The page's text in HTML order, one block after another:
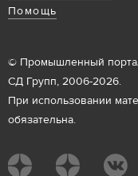
Помощь
© Промышленный
СД Групп, 2006-2026.
При использовании
обязательна.